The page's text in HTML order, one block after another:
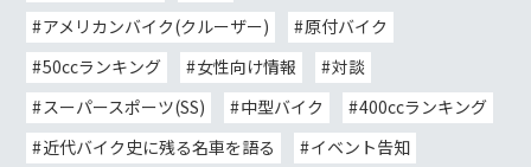
アメリカンバイク(クルーザー)
原付バイク
50ccランキング
女性向け情報
対談
スーパースポーツ(SS)
中型バイク
400ccランキング
近代バイク史に残る名車を語る
イベント告知